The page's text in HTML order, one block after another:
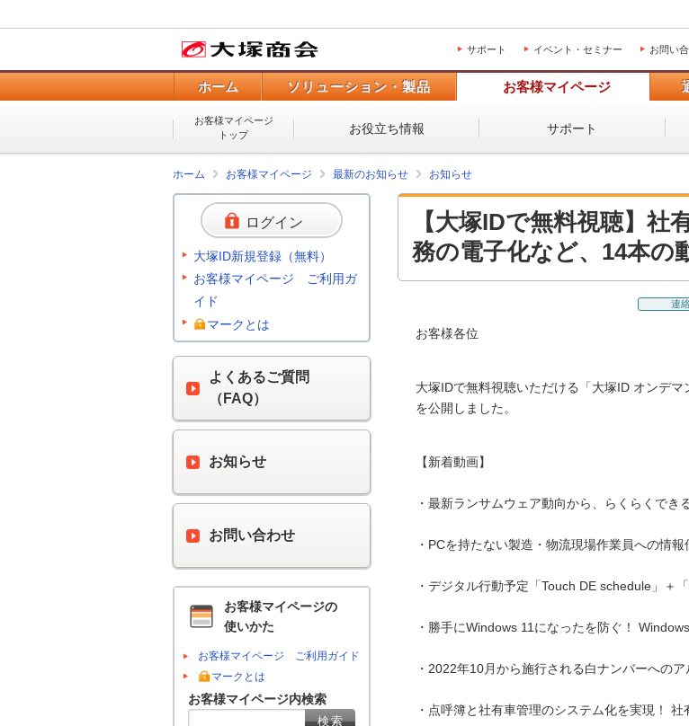
サポート イベント・セミナー お問い
ホーム ソリューション・製品 お客様マイページ
お客様マイページ
トップ
お役立ち情報 サポート
ホーム お客様マイページ 最新のお知らせ お知らせ
【大塚IDで無料視聴】
務の電子化など、14本の
連
お客様各位
大塚IDで無料視聴いただける「大塚ID オンデ
を公開しました。
【新着動画】
・最新ランサムウェア動向から、らくらくで
・PCを持たない製造・物流現場作業員への情
・デジタル行動予定「Touch DE schedule」＋
・勝手にWindows 11になったを防ぐ！
・2022年10月から施行される白ナンバーへの
・点呼簿と社有車管理のシステム化を実現！
ログイン
大塚ID新規登録（無料）
お客様マイページ ご利用ガ
イド
マークとは
よくあるご質問
（FAQ）
お知らせ
お問い合わせ
お客様マイページの
使いかた
お客様マイページ ご利用ガイド
マークとは
お客様マイページ内検索